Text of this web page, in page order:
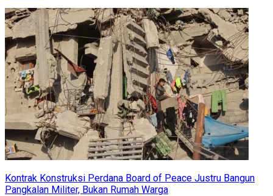
Kontrak Konstruksi Perdana Board of Peace Justru Bangun
Pangkalan Militer, Bukan Rumah Warga